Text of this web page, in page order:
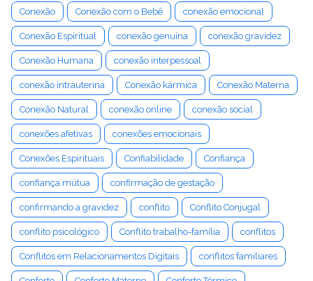
Conexão Conexão com o Bebê conexão emocional
Conexão Espiritual conexão genuína conexão gravidez
Conexão Humana conexão interpessoal
conexão intrauterina Conexão kármica Conexão Materna
Conexão Natural conexão online conexão social
conexões afetivas conexões emocionais
Conexões Espirituais Confiabilidade Confiança
confiança mútua confirmação de gestação
confirmando a gravidez conflito Conflito Conjugal
conflito psicológico Conflito trabalho-família conflitos
Conflitos em Relacionamentos Digitais conflitos familiares